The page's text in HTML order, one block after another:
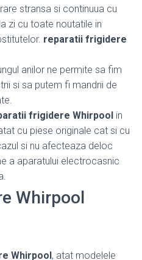
stransa si continuua cu
zi cu toate noutatile in
reparatii frigidere
anilor ne permite sa fim
si sa putem fi mandrii de
frigidere Whirpool in
cu piese originale cat si cu
si nu afecteaza deloc
a aparatului electrocasnic
Whirpool
Whirpool, atat modelele